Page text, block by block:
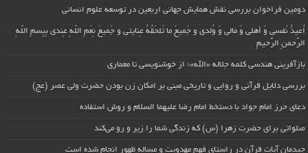
دومین فراخوان بررسی نقش همایش جهانی اربعین در توسعه علوم انسانی
اُعیذُ نَفسی وَ أهلی وَ مالی وَ وُلدی و جَمیعَ ما تَلحَقُهُ عِنایتی و جَمیعَ نِعَمِ اللّهِ عِندی بِبِسمِ اللّهِ
الرَّحمنِ الرَّحیمِ
بازآفرینی هندسی کلمه جلاله «الله»؛ از خوشنویسی تا معماری
بررسی دلایل قرآنی و روایی و تاریخی مبنی بر امکان زن بودن حضرت ولی عصر (عج)
دعای حرز امام جواد با دستخط امام رضا علیهما السلام و روش استفاده
صلواتی برای حضرت زهرا (س) که زندگی شما را زیر و رو می‌کند
چیدمان آیات قرآن در راستای فهم مهدویت و مساله ظهور انجام شده است